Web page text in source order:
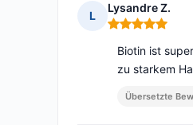
L
Lysandre Z.
Hinweis: 5 von 5
Biotin ist
zu starkem
Übersetzte